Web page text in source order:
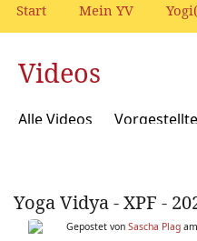
Start Mein YV
Videos
Alle Videos
Yoga Vidya - XPF -
Gepostet von Sascha Plag